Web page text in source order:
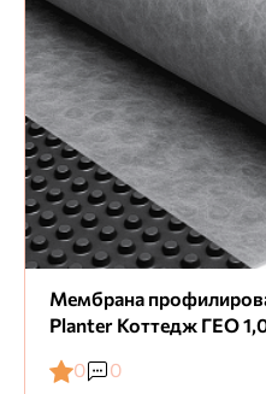
Мембрана
Planter Коттедж ГЕО
0
0